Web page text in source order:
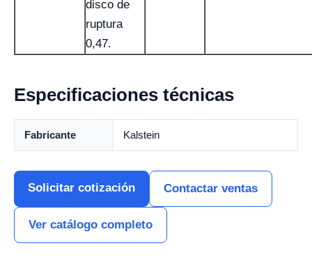
disco de
ruptura
0,47.
Especificaciones técnicas
Fabricante Kalstein
Solicitar cotización Contactar ventas
Ver catálogo completo